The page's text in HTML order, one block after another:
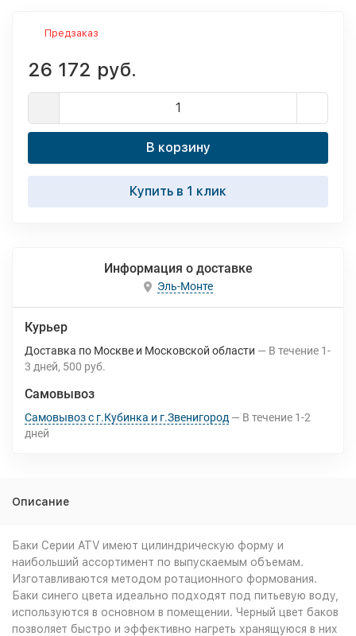
Предзаказ
26 172 руб.
В корзину
Купить в 1 клик
Информация о доставке
Эль-Монте
Курьер
Доставка по Москве и Московской области В течение 1-
3 дней 500 руб.
Самовывоз
Самовывоз с г.Кубинка и г.Звенигород В течение 1-2
дней
Описание
Баки Серии ATV имеют цилиндрическую форму и
наибольший ассортимент по выпускаемым объемам.
Изготавливаются методом ротационного формования.
Баки синего цвета идеально подходят под питьевую воду,
используются в основном в помещении. Черный цвет баков
позволяет быстро и эффективно нагреть хранящуюся в них